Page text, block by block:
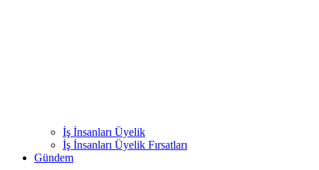
İş İnsanları Üyelik
İş İnsanları Üyelik Fırsatları
Gündem